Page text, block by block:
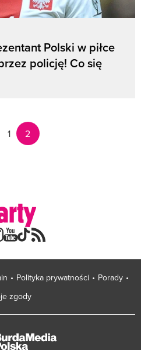
Polski w piłce
policję! Co się
1 2
Polityka prywatności
Porady
zgody